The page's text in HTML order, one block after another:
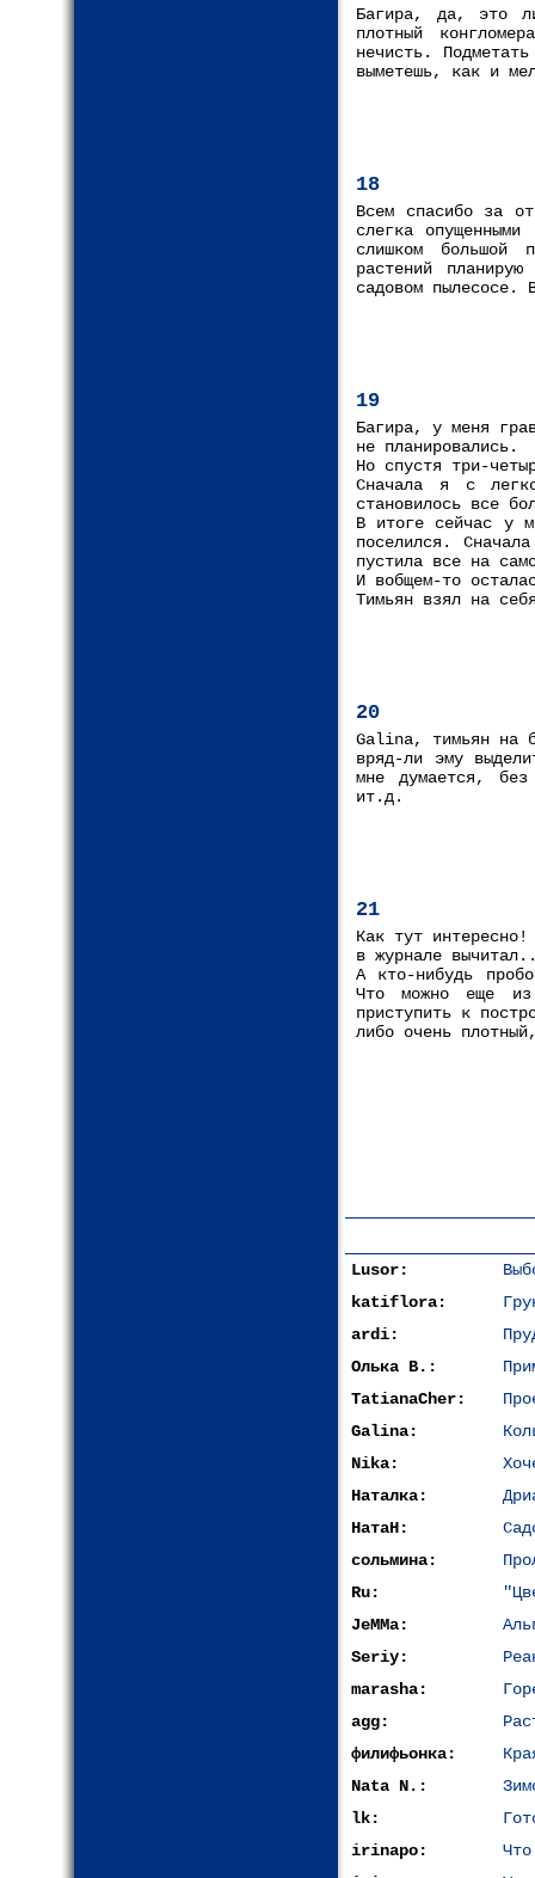
Багира, да, это
плотный
нечисть.
выметешь, как и
18
Всем спасибо за
слегка
слишком большой
растений
садовом
19
Багира, у меня
не планировались.
Но спустя три-
Сначала я с
становилось все
В итоге сейчас у
поселился.
пустила все на
И вобщем-то
Тимьян взял на
20
Galina, тимьян на
вряд-ли эму
мне думается, без
ит.д.
21
Как тут
в журнале
А кто-нибудь
Что можно еще из
приступить к
либо очень
Lusor:
katiflora:
ardi:
Олька В.:
TatianaCher:
Galina:
Nika:
Наталка:
НатаН:
сольмина:
Ru:
JeMMa:
Seriy:
marasha:
agg:
филифьонка:
Nata N.:
lk:
irinapo: